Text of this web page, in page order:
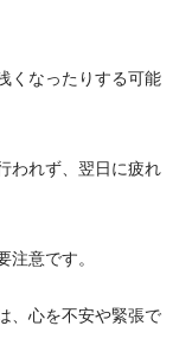
くなったりする可能
われず、翌日に疲れ
注意です。
、心を不安や緊張で